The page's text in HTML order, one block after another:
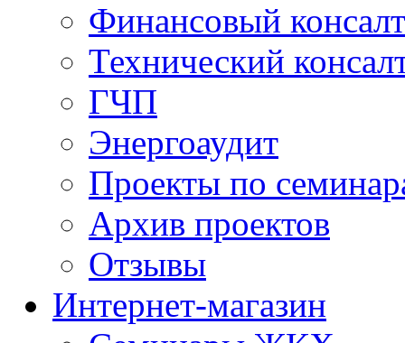
Финансовый
Технический
ГЧП
Энергоаудит
Проекты по
Архив проектов
Отзывы
Интернет-магазин